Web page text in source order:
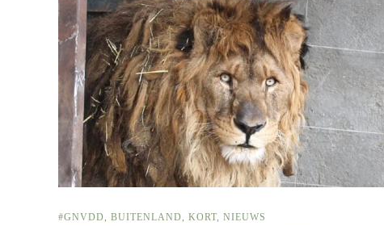
#GNVDD BUITENLAND KORT NIEUWS